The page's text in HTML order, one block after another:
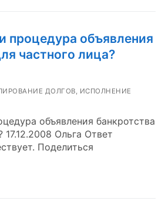
процедура объявления
частного лица?
ДОЛГОВ, ИСПОЛНЕНИЕ
объявления банкротства
17.12.2008 Ольга Ответ
Поделиться